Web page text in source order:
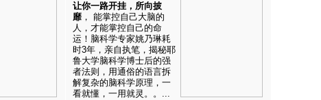
让你一路开挂，所向披
靡 ， 能掌控自己大脑的
人，才能掌控自己的命
运！脑科学专家姚乃琳耗
时3年，亲自执笔，揭秘耶
鲁大学脑科学博士后的强
者法则，用通俗的语言拆
解复杂的脑科学原理，一
看就懂，一用就灵。。...